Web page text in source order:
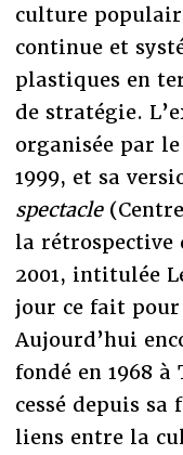
culture
continue et
plastiques en
de stratégie.
organisée par
1999, et sa
spectacle
la rétrospective
2001, intitulée
jour ce fait pour
Aujourd’hui
fondé en 1968
cessé depuis sa
liens entre la